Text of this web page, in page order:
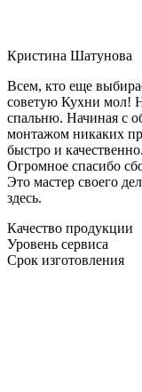
Кристина Шатунова
Всем, кто еще
советую Кухни мол!
спальню. Начиная с
монтажом никаких
быстро и
Огромное спасибо
Это мастер своего
здесь.
Качество продукции
Уровень сервиса
Срок изготовления